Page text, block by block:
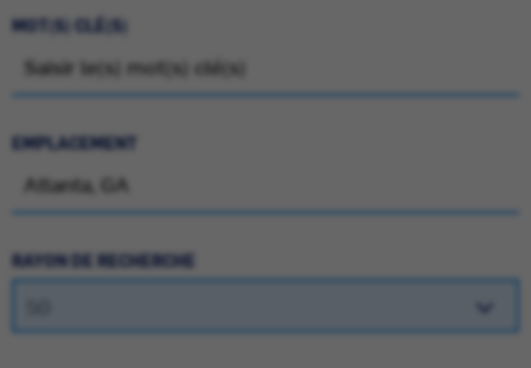
MOT(S) CLÉ(S)
EMPLACEMENT
RAYON DE RECHERCHE